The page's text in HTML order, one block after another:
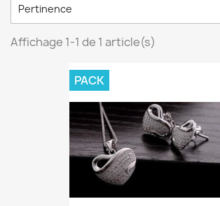
Pertinence
Affichage 1-1 de 1 article(s)
PACK